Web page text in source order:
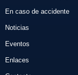
En caso de accidente
Noticias
Eventos
Enlaces